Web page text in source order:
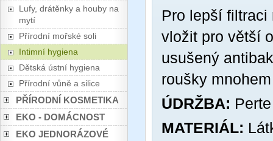
Lufy, drátěnky a houby na
mytí
Přírodní mořské soli
Intimní hygiena
Dětská ústní hygiena
Přírodní vůně a silice
PŘÍRODNÍ KOSMETIKA
EKO - DOMÁCNOST
EKO JEDNORÁZOVÉ
Pro lepší filtraci
vložit pro větší
usušený
roušky
ÚDRŽBA:
MATERIÁL: